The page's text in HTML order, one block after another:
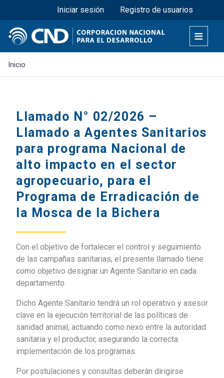
Pasar
al
contenido
principal
Menú superior
Iniciar sesión Registro de usuarios
Inicio
Llamado N° 02/2026 –
Llamado a Agentes Sanitarios
para programa Nacional de
alto impacto en el sector
agropecuario, para el
Programa de Erradicación de
la Mosca de la Bichera
Con el objetivo de fortalecer el control y seguimiento
de las campañas sanitarias, el presente llamado tiene
como objetivo designar un Agente Sanitario en cada
departamento.
Dicho Agente Sanitario tendrá un rol operativo y asesor
clave en la ejecución territorial de las políticas de
sanidad animal, actuando como nexo entre la autoridad
sanitaria y el productor, asegurando la correcta
implementación de los programas.
Por postulaciones y consultas deberán dirigirse